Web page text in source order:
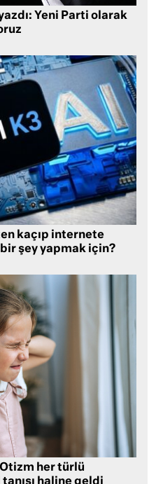
Yeni Parti olarak
kaçıp internete
şey yapmak için?
her türlü